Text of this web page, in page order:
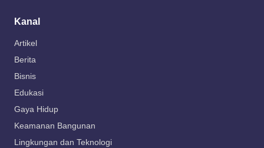
Kanal
Artikel
Berita
Bisnis
Edukasi
Gaya Hidup
Keamanan Bangunan
Lingkungan dan Teknologi